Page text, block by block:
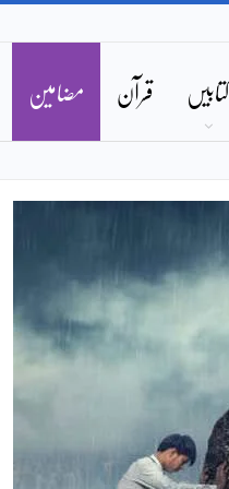
کتابیں قرآن مضامین